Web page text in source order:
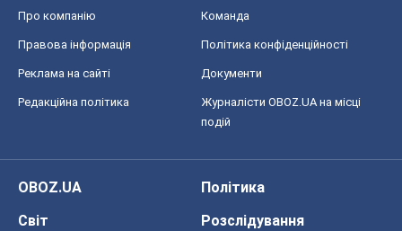
Про компанію Команда
Правова інформація Політика конфіденційності
Реклама на сайті Документи
Редакційна політика
Журналісти OBOZ.UA на місці
подій
OBOZ.UA
Політика
Світ
Розслідування